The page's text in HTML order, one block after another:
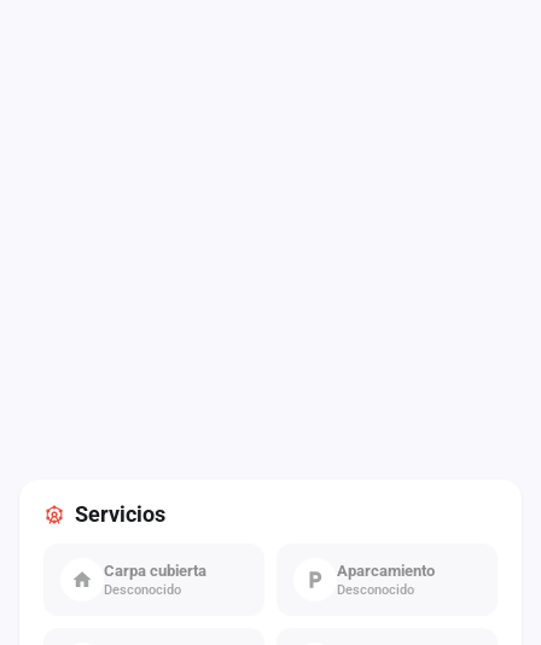
Servicios
Carpa cubierta
Desconocido
Aparcamiento
Desconocido